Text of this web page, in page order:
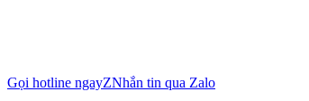
Gọi hotline ngayZNhắn tin qua Zalo